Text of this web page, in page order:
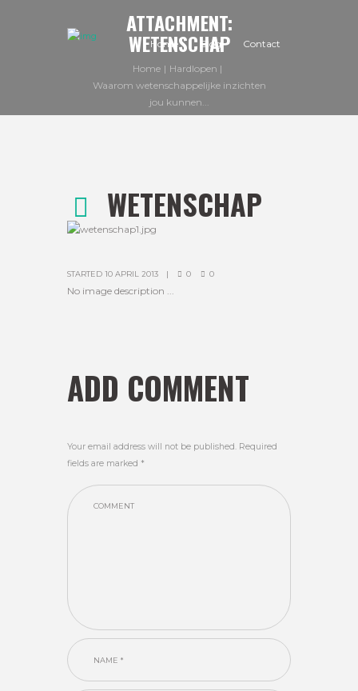
Home Blog Contact
ATTACHMENT:
WETENSCHAP
Home
Hardlopen
Waarom wetenschappelijke inzichten
jou kunnen...
Attachment: wetenschap
WETENSCHAP
STARTED 10 APRIL 2013 0 0
No image description ...
ADD COMMENT
Your email address will not be published. Required
fields are marked *